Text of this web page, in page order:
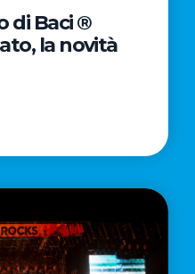
di Baci ®
la novità